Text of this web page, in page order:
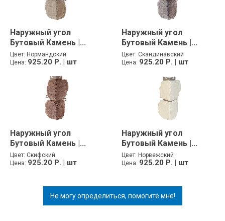
Наружный угол
Бутовый Камень |...
Цвет: Нормандский
Цена: 925.20 Р. | шт
Наружный угол
Бутовый Камень |...
Цвет: Скандинавский
Цена: 925.20 Р. | шт
Наружный угол
Бутовый Камень |...
Цвет: Скифский
Цена: 925.20 Р. | шт
Наружный угол
Бутовый Камень |...
Цвет: Норвежский
Цена: 925.20 Р. | шт
Не могу определиться, помогите мне!